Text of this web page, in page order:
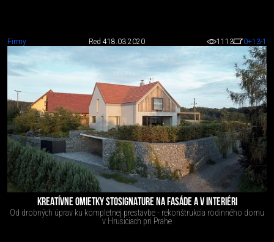
Firmy Red 418.03.2020 1113 0+13-1
KREATÍVNE OMIETKY STOSIGNATURE NA FASÁDE A V INTERIÉRI
Od drobných úprav ku kompletnej prestavbe - rekonštrukcia rodinného domu
v Hrusiciach pri Prahe